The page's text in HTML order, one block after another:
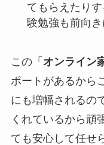
てもらえたり
験勉強も前向き
この「 オンライン
ポートがあるから
にも増幅されるの
くれているから頑
ても安心して任せ